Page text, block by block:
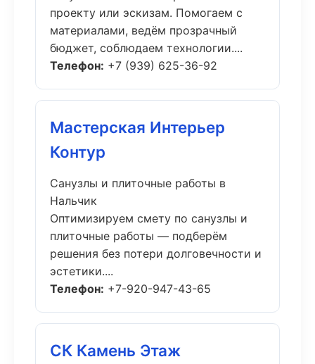
проекту или эскизам. Помогаем с
материалами, ведём прозрачный
бюджет, соблюдаем технологии....
Телефон: +7 (939) 625-36-92
Мастерская Интерьер
Контур
Санузлы и плиточные работы в
Нальчик
Оптимизируем смету по санузлы и
плиточные работы — подберём
решения без потери долговечности и
эстетики....
Телефон: +7-920-947-43-65
СК Камень Этаж